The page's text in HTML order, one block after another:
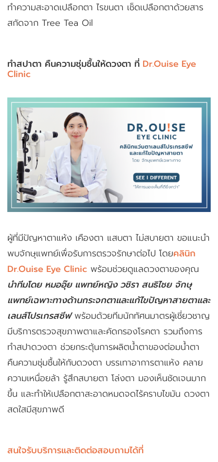
ทำความสะอาดเปลือกตา ไรขนตา เช็ดเปลือกตาด้วยสาร
สกัดจาก Tree Tea Oil
ทำสปาตา คืนความชุ่มชื้นให้ดวงตา ที่ Dr.Ouise Eye
Clinic
ผู้ที่มีปัญหาตาแห้ง เคืองตา แสบตา ไม่สบายตา ขอแนะนำ
พบจักษุแพทย์เพื่อรับการตรวจรักษาต่อไป โดยคลินิก
Dr.Ouise Eye Clinic พร้อมช่วยดูแลดวงตาของคุณ
นำทีมโดย หมออุ๊ย แพทย์หญิง วชิรา สนธิไชย จักษุ
แพทย์เฉพาะทางด้านกระจกตาและแก้ไขปัญหาสายตาและ
เลนส์โปรเกรสซีฟพร้อมด้วยทีมนักทัศนมาตรผู้เชี่ยวชาญ
มีบริการตรวจสุขภาพตาและคัดกรองโรคตา รวมถึงการ
ทำสปาดวงตา ช่วยกระตุ้นการผลิตน้ำตาของต่อมน้ำตา
คืนความชุ่มชื้นให้กับดวงตา บรรเทาอาการตาแห้ง คลาย
ความเหนื่อยล้า รู้สึกสบายตา โล่งตา มองเห็นชัดเจนมาก
ขึ้น และทำให้เปลือกตาสะอาดหมดจดไร้คราบไขมัน ดวงตา
สดใสมีสุขภาพดี
สนใจรับบริการและติดต่อสอบถามได้ที่